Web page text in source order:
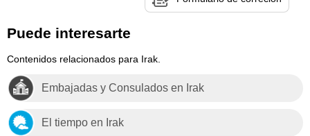
Puede interesarte
Contenidos relacionados para Irak.
Embajadas y Consulados en Irak
El tiempo en Irak